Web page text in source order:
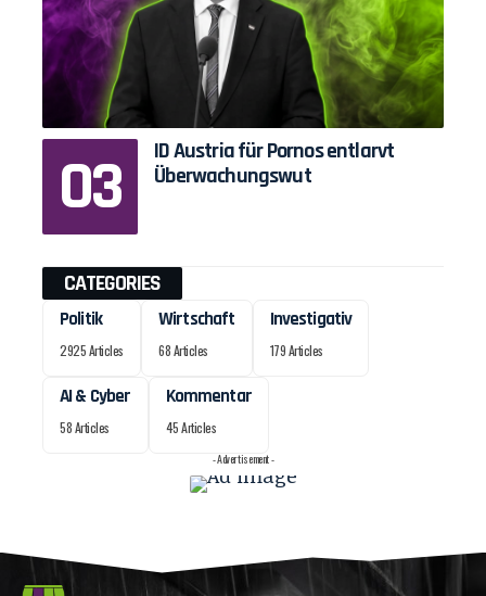
ID Austria für Pornos entlarvt
Überwachungswut
CATEGORIES
Politik
2925 Articles
Wirtschaft
68 Articles
Investigativ
179 Articles
AI & Cyber
58 Articles
Kommentar
45 Articles
- Advertisement -